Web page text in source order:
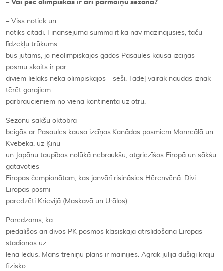
– Vai pēc olimpiskās ir arī pārmaiņu sezona?
– Viss notiek un
notiks citādi. Finansējuma summa it kā nav mazinājusies, taču
līdzekļu trūkums
būs jūtams, jo neolimpiskajos gados Pasaules kausa izcīņas
posmu skaits ir par
diviem lielāks nekā olimpiskajos – seši. Tādēļ vairāk naudas iznāk
tērēt garajiem
pārbraucieniem no viena kontinenta uz otru.
Sezonu sākšu oktobra
beigās ar Pasaules kausa izcīņas Kanādas posmiem Monreālā un
Kvebekā, uz Ķīnu
un Japānu taupības nolūkā nebraukšu, atgriezīšos Eiropā un sākšu
gatavoties
Eiropas čempionātam, kas janvārī risināsies Hērenvēnā. Divi
Eiropas posmi
paredzēti Krievijā (Maskavā un Urālos).
Paredzams, ka
piedalīšos arī divos PK posmos klasiskajā ātrslidošanā Eiropas
stadionos uz
lēnā ledus. Mans treniņu plāns ir mainījies. Agrāk jūlijā dūšīgi krāju
fizisko